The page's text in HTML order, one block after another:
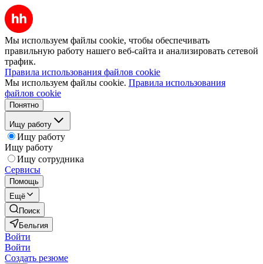
Мы используем файлы cookie, чтобы обеспечивать
правильную работу нашего веб-сайта и анализировать сетевой
трафик.
Правила использования файлов cookie
Мы используем файлы cookie. Правила использования
файлов cookie
Понятно
Ищу работу
Ищу работу
Ищу работу
Ищу сотрудника
Сервисы
Помощь
Ещё
Поиск
Бельгия
Войти
Войти
Создать резюме